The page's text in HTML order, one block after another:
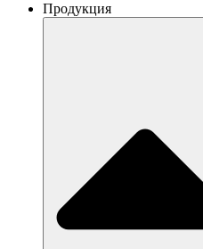
Продукция